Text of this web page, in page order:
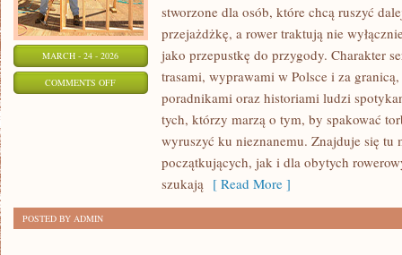
MARCH - 24 - 2026
COMMENTS OFFON
stworzone dla osób, które chcą ruszyć
przejażdżkę, a rower traktują nie
jako przepustkę do przygody. Charakter
trasami, wyprawami w Polsce i za
poradnikami oraz historiami ludzi
tych, którzy marzą o tym, by spakować
wyruszyć ku nieznanemu. Znajduje się tu
początkujących, jak i dla obytych
szukają [ Read More ]
POSTED BY ADMIN